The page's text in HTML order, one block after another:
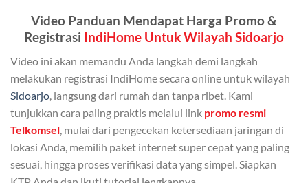
Admin (pelanggan utama) dan anggota yang terdaftar.
Admin dapat mendaftarkan hingga 5 anggota
keluarga atau teman untuk menggunakan kuota ini.
Berlaku Nasional
Kuota keluarga bisa digunakan di seluruh Indonesia
untuk jaringan 2G, 3G, dan 4G.
Video Panduan Mendapat Harga Promo &
Registrasi IndiHome Untuk Wilayah Sidoarjo
Video ini akan memandu Anda langkah demi langkah
melakukan registrasi IndiHome secara online untuk wilayah
Sidoarjo , langsung dari rumah dan tanpa ribet. Kami
tunjukkan cara paling praktis melalui link promo resmi
Telkomsel , mulai dari pengecekan ketersediaan jaringan di
lokasi Anda, memilih paket internet super cepat yang paling
sesuai, hingga proses verifikasi data yang simpel. Siapkan